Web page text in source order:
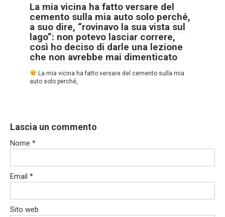
La mia vicina ha fatto versare del
cemento sulla mia auto solo perché,
a suo dire, “rovinavo la sua vista sul
lago”: non potevo lasciar correre,
così ho deciso di darle una lezione
che non avrebbe mai dimenticato
La mia vicina ha fatto versare del cemento sulla mia
auto solo perché,
Lascia un commento
Nome *
Email *
Sito web